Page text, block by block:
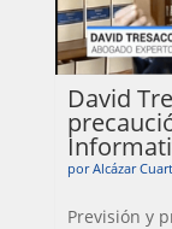
David
porAlcázar
Previsión y